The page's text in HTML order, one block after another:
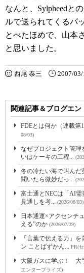
なんと、Sylpheedと
ルで送られてくるパ
とべたほめで、山本
と思いました。
西尾 泰三 2007/
関連記事＆ブログエン
FDEとは何か（連載第
08/03)
なぜプロジェクト管理
いはケーキの工程...
冬の冷たい海で叫んだ
聞いたら微妙だっ...
富士通とNECは「AI
見通しを考... (2026/08/03)
日本通運×アクセンチ
える”のか (2026/07/29)
「言葉で伝える力」
ン ことばずかん... PR(
大阪ガスに学ぶ！ 大
エンタープライズ)